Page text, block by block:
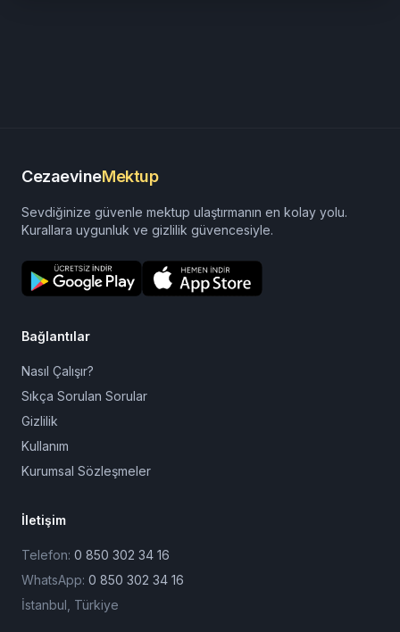
CezaevineMektup
Sevdiğinize güvenle mektup ulaştırmanın en kolay yolu.
Kurallara uygunluk ve gizlilik güvencesiyle.
Bağlantılar
Nasıl Çalışır?
Sıkça Sorulan Sorular
Gizlilik
Kullanım
Kurumsal Sözleşmeler
İletişim
Telefon: 0 850 302 34 16
WhatsApp: 0 850 302 34 16
İstanbul, Türkiye